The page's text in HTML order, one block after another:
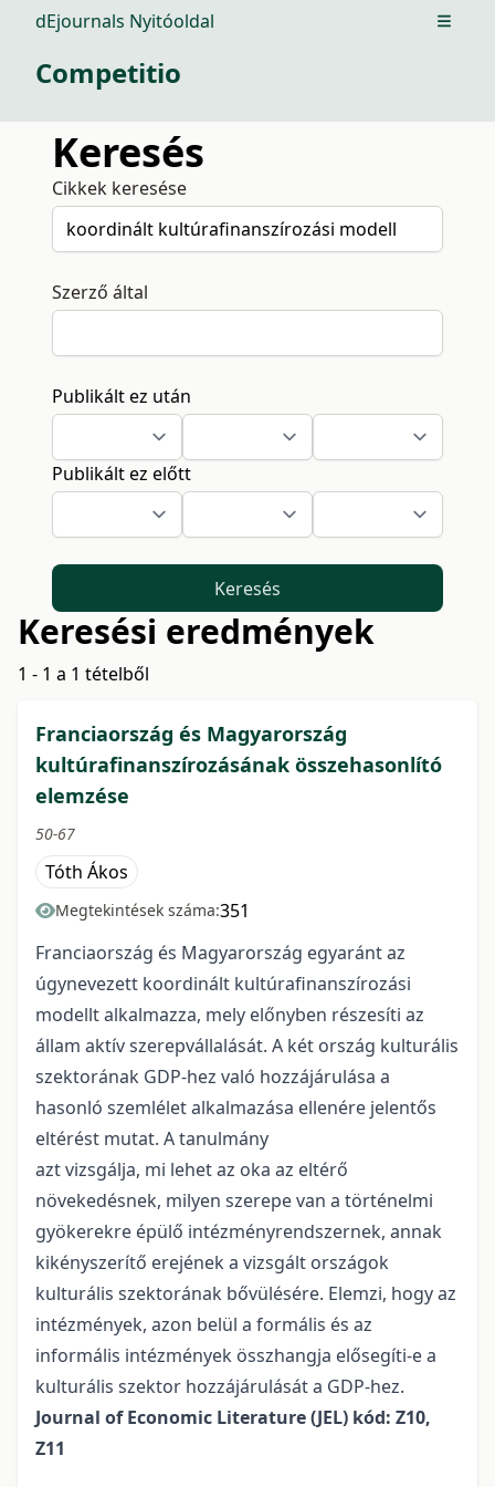
dEjournals Nyitóoldal Open
Competitio
Keresés
Cikkek keresése
Szerző által
Publikált ez után
Publikált ez előtt
Keresés
Keresési eredmények
1 - 1 a 1 tételből
Franciaország és Magyarország
kultúrafinanszírozásának összehasonlító
elemzése
50-67
Tóth Ákos
Megtekintések száma:351
Franciaország és Magyarország egyaránt az
úgynevezett koordinált kultúrafinanszírozási
modellt alkalmazza, mely előnyben részesíti az
állam aktív szerepvállalását. A két ország kulturális
szektorának GDP-hez való hozzájárulása a
hasonló szemlélet alkalmazása ellenére jelentős
eltérést mutat. A tanulmány
azt vizsgálja, mi lehet az oka az eltérő
növekedésnek, milyen szerepe van a történelmi
gyökerekre épülő intézményrendszernek, annak
kikényszerítő erejének a vizsgált országok
kulturális szektorának bővülésére. Elemzi, hogy az
intézmények, azon belül a formális és az
informális intézmények összhangja elősegíti-e a
kulturális szektor hozzájárulását a GDP-hez.
Journal of Economic Literature (JEL) kód: Z10,
Z11